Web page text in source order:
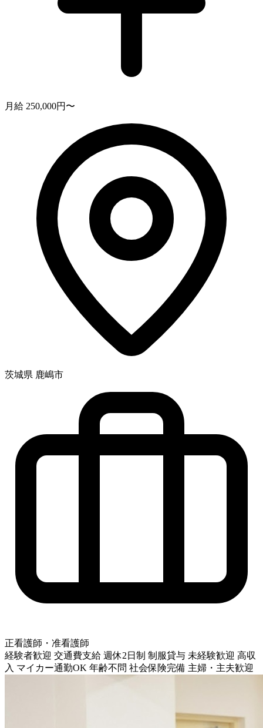
月給 250,000円〜
茨城県 鹿嶋市
正看護師・准看護師
経験者歓迎 交通費支給 週休2日制 制服貸与 未経験歓迎 高収
入 マイカー通勤OK 年齢不問 社会保険完備 主婦・主夫歓迎